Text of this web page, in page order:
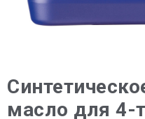
масло для 4-